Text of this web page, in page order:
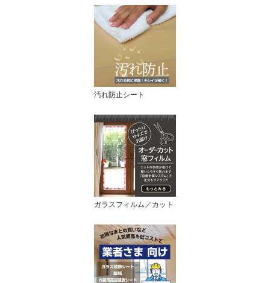
汚れ防止シート
ガラスフィルム／カット